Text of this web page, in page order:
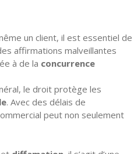
un client, il est essentiel de
affirmations malveillantes
à de la concurrence
le droit protège les
. Avec des délais de
peut non seulement